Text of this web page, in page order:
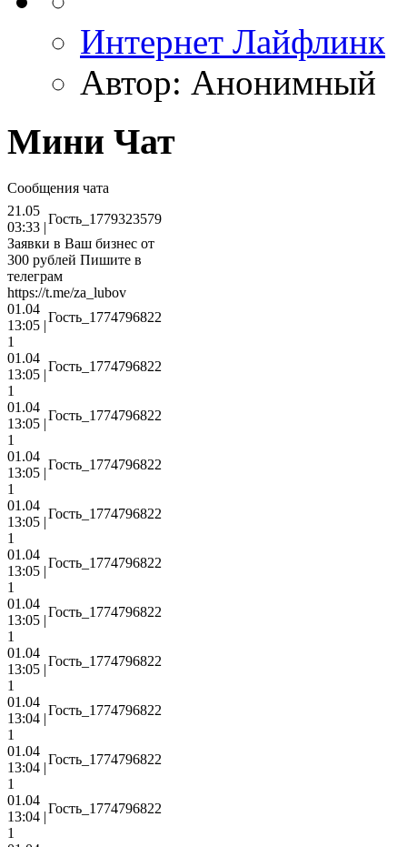
Интернет Лайфлинк
Автор: Анонимный
Мини Чат
Сообщения чата
21.05
03:33 |
Гость_1779323579
Заявки в Ваш бизнес от
300 рублей Пишите в
телеграм
https://t.me/za_lubov
01.04
13:05 |
Гость_1774796822
1
01.04
13:05 |
Гость_1774796822
1
01.04
13:05 |
Гость_1774796822
1
01.04
13:05 |
Гость_1774796822
1
01.04
13:05 |
Гость_1774796822
1
01.04
13:05 |
Гость_1774796822
1
01.04
13:05 |
Гость_1774796822
1
01.04
13:05 |
Гость_1774796822
1
01.04
13:04 |
Гость_1774796822
1
01.04
13:04 |
Гость_1774796822
1
01.04
13:04 |
Гость_1774796822
1